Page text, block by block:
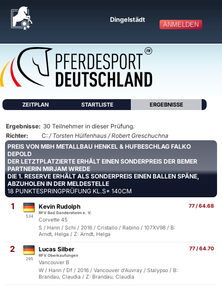
ANMELDEN
Dingelstädt
ZEITPLAN STARTLISTE ERGEBNISSE
Ergebnisse: 30 Teilnehmer in dieser Prüfung.
Richter:
C: / Torsten Hülfenhaus / Robert Greschuchna
PREIS VON MBH METALLBAU HENKEL & HUFBESCHLAG FALKO
DEPOLD
DER LETZTPLATZIERTE ERHÄLT EINEN SONDERPREIS DER BEMER
PARTNERIN MIRJAM WREDE
DIE 1. RESERVE ERHÄLT ALS SONDERPREIS EINEN BALLEN SPÄNE,
ABZUHOLEN IN DER MELDESTELLE
18 PUNKTESPRINGPRÜFUNG KL.S* 140CM
1
534
77 / 64.68
Kevin Rudolph
RFV Bad Gandersheim e. V.
Corvette 45
S / Hann / Schi / 2016 / Cristallo / Rabino / 107XV98 / B:
Arndt, Helga / Z: Arndt, Helga
2
295
77 / 64.70
Lucas Silber
RFV Oberkaufungen
Vancouver B
W / Hann / Df / 2016 / Vancouver d'Auvray / Stalypso / B:
Brandau, Claudia / Z: Brandau, Claudia